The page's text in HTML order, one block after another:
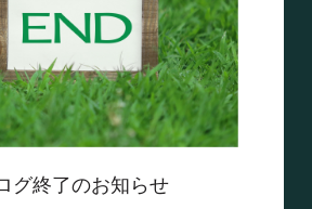
グ終了のお知らせ